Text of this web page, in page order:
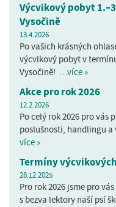
Výcvikový pobyt
Vysočině
13.4.2026
Po vašich krásných
výcvikový pobyt v
Vysočině! …více »
Akce pro rok 2026
12.2.2026
Po celý rok 2026 pro vás
poslušnosti, handlingu a
více »
Termíny
28.12.2025
Pro rok 2026 jsme pro
s bezva lektory naší psí